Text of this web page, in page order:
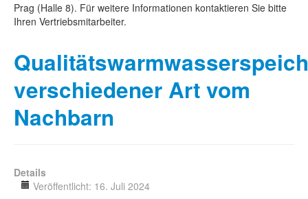
Prag (Halle 8). Für weitere Informationen kontaktieren Sie bitte
Ihren Vertriebsmitarbeiter.
verschiedener Art vom
Nachbarn
Details
Veröffentlicht: 16. Juli 2024